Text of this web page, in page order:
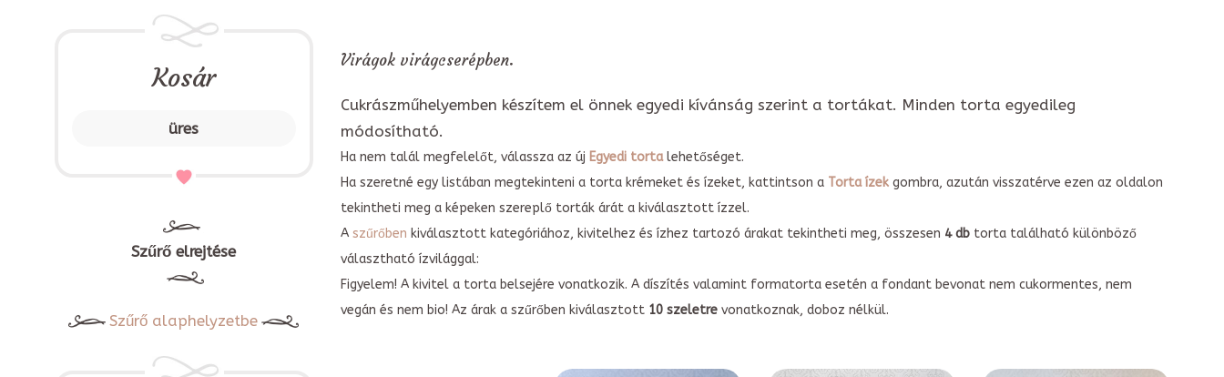
Kosár
üres
Szűrő elrejtése
Szűrő alaphelyzetbe
Virágok virágcserépben.
Cukrászműhelyemben készítem el önnek egyedi kívánság szerint a tortákat. Minden torta egyedileg
módosítható.
Ha nem talál megfelelőt, válassza az új Egyedi tortalehetőséget.
Ha szeretné egy listában megtekinteni a torta krémeket és ízeket, kattintson a Torta ízekgombra, azután visszatérve ezen az oldalon
tekintheti meg a képeken szereplő torták árát a kiválasztott ízzel.
A szűrőben kiválasztott kategóriához, kivitelhez és ízhez tartozó árakat tekintheti meg, összesen 4 dbtorta található különböző
választható ízvilággal:
Figyelem! A kivitel a torta belsejére vonatkozik. A díszítés valamint formatorta esetén a fondant bevonat nem cukormentes, nem
vegán és nem bio! Az árak a szűrőben kiválasztott 10 szeletrevonatkoznak, doboz nélkül.